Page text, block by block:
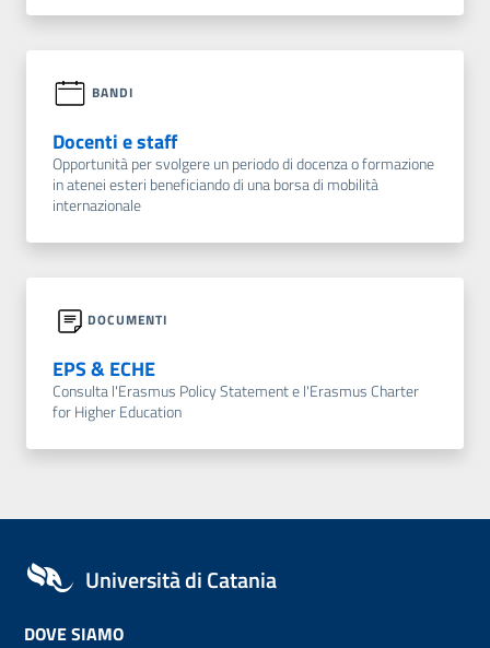
BANDI
Docenti e staff
Opportunità per svolgere un periodo di docenza o formazione
in atenei esteri beneficiando di una borsa di mobilità
internazionale
DOCUMENTI
EPS & ECHE
Consulta l'Erasmus Policy Statement e l'Erasmus Charter
for Higher Education
Università di Catania
DOVE SIAMO